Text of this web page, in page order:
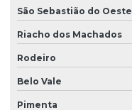
São Sebastião do Oeste
Riacho dos Machados
Rodeiro
Belo Vale
Pimenta